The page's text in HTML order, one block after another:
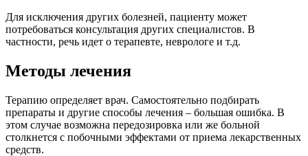
Для исключения других болезней, пациенту может
потребоваться консультация других специалистов. В
частности, речь идет о терапевте, неврологе и т.д.
Методы лечения
Терапию определяет врач. Самостоятельно подбирать
препараты и другие способы лечения – большая ошибка. В
этом случае возможна передозировка или же больной
столкнется с побочными эффектами от приема лекарственных
средств.